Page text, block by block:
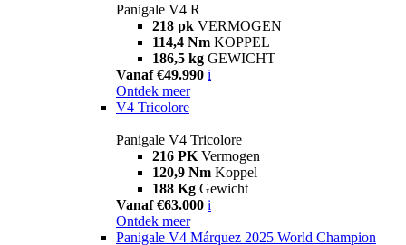
Panigale V4 R
218 pk VERMOGEN
114,4 Nm KOPPEL
186,5 kg GEWICHT
Vanaf €49.990 i
Ontdek meer
V4 Tricolore
Panigale V4 Tricolore
216 PK Vermogen
120,9 Nm Koppel
188 Kg Gewicht
Vanaf €63.000 i
Ontdek meer
Panigale V4 Márquez 2025 World Champion